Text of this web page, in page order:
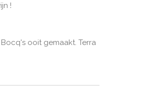
!
ooit gemaakt. Terra